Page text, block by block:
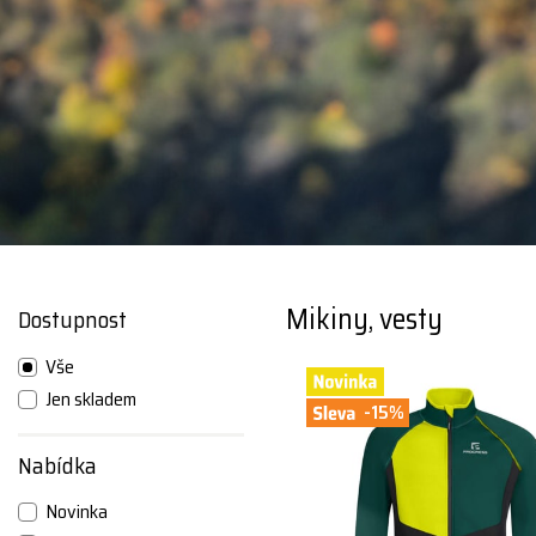
Dostupnost
Vše
Jen skladem
Nabídka
Novinka
Mikiny, vesty
-15%